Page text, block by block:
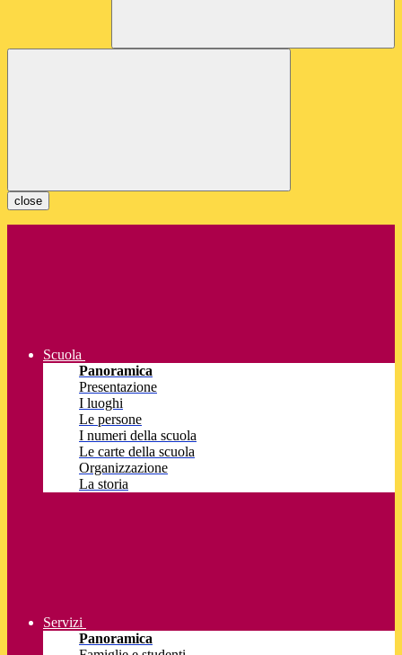
close
Scuola
Panoramica
Presentazione
I luoghi
Le persone
I numeri della scuola
Le carte della scuola
Organizzazione
La storia
Servizi
Panoramica